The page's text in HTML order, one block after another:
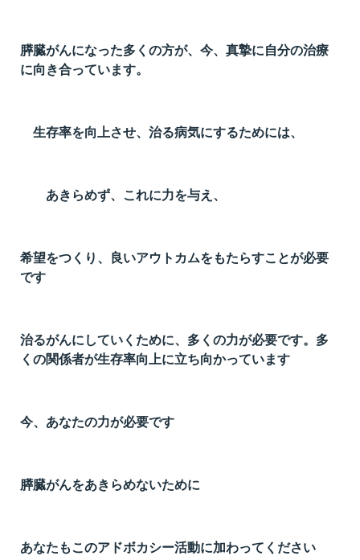
膵臓がんになった多くの方が、今、真摯に自分の治療
に向き合っています。
生存率を向上させ、治る病気にするためには、
あきらめず、これに力を与え、
希望をつくり、良いアウトカムをもたらすことが必要
です
治るがんにしていくために、多くの力が必要です。多
くの関係者が生存率向上に立ち向かっています
今、あなたの力が必要です
膵臓がんをあきらめないために
あなたもこのアドボカシー活動に加わってください